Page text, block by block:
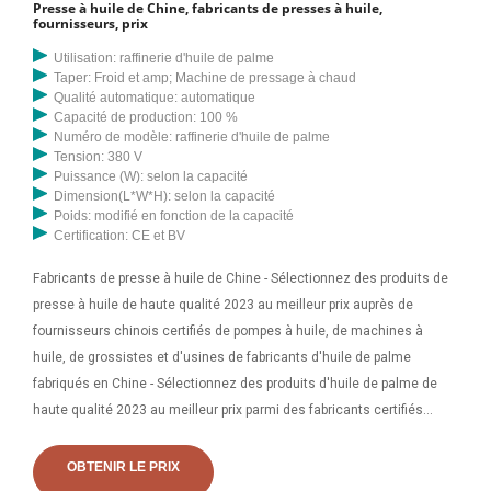
d'extraction d'huile d'arachide au Costa Rica et leurs prix. Presse à
pour une production de pétrole beaucoup plus importante
Presse à huile de Chine, fabricants de presses à huile,
fournisseurs, prix
Utilisation: raffinerie d'huile de palme
Taper: Froid et amp; Machine de pressage à chaud
Qualité automatique: automatique
Capacité de production: 100 %
Numéro de modèle: raffinerie d'huile de palme
Tension: 380 V
Puissance (W): selon la capacité
Dimension(L*W*H): selon la capacité
Poids: modifié en fonction de la capacité
Certification: CE et BV
Fabricants de presse à huile de Chine - Sélectionnez des produits de
presse à huile de haute qualité 2023 au meilleur prix auprès de
fournisseurs chinois certifiés de pompes à huile, de machines à
huile, de grossistes et d'usines de fabricants d'huile de palme
fabriqués en Chine - Sélectionnez des produits d'huile de palme de
haute qualité 2023 au meilleur prix parmi des fabricants certifiés
grossistes et usine sur Made Cold mini presse à huile machine
OBTENIR LE PRIX